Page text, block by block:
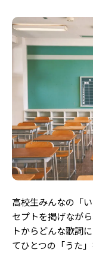
高校生みんなの「
セプトを掲げなが
トからどんな歌詞
てひとつの「うた